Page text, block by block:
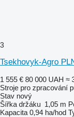
3
Tsekhovyk-Agro
1 555 € 80 000 UAH ≈
Stroje pro zpracování
Stav nový
Šířka držáku 1,05 m
Kapacita 0,94 ha/hod